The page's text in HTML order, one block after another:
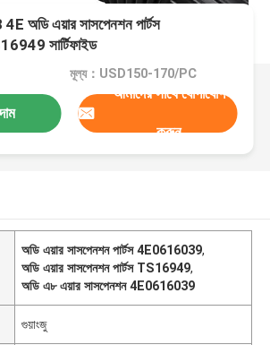
অডি এয়ার সাসপেনশন পার্টস
সার্টিফাইড
মূল্য：USD150-170/PC
আমাদের সাথে যোগাযোগ
করুন
অডি এয়ার সাসপেনশন পার্টস 4E0616039,
অডি এয়ার সাসপেনশন পার্টস TS16949,
অডি এ৮ এয়ার সাসপেনশন 4E0616039
গুয়াংজু